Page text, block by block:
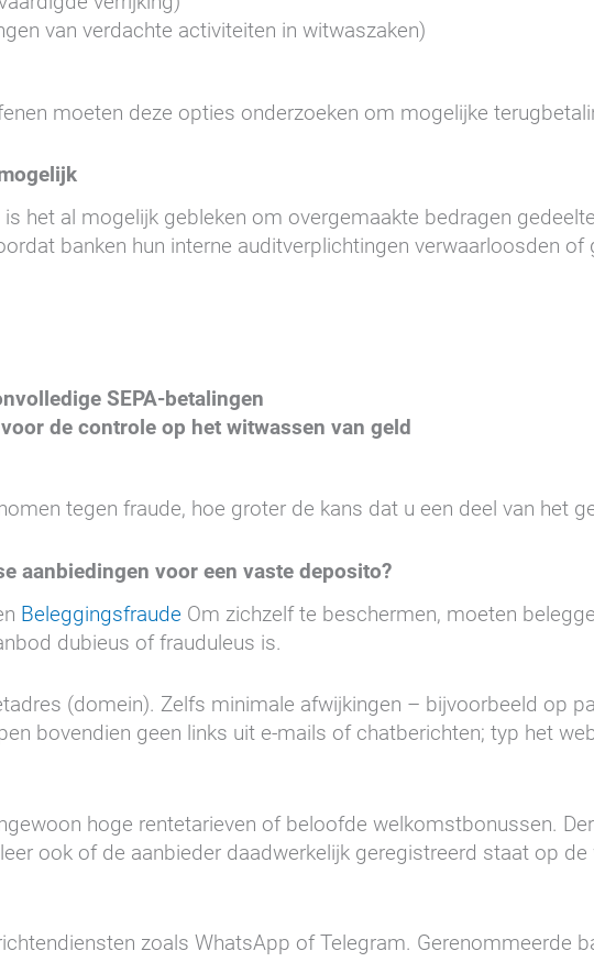
van verdachte activiteiten in witwaszaken)
moeten deze opties onderzoeken om mogelijke
het al mogelijk gebleken om overgemaakte bedragen
banken hun interne auditverplichtingen verwaarloosden of
SEPA-betalingen
de controle op het witwassen van geld
tegen fraude, hoe groter de kans dat u een deel van het
aanbiedingen voor een vaste deposito?
Beleggingsfraude Om zichzelf te beschermen, moeten
dubieus of frauduleus is.
(domein). Zelfs minimale afwijkingen – bijvoorbeeld op
bovendien geen links uit e-mails of chatberichten; typ het
hoge rentetarieven of beloofde welkomstbonussen.
ook of de aanbieder daadwerkelijk geregistreerd staat op
zoals WhatsApp of Telegram. Gerenommeerde